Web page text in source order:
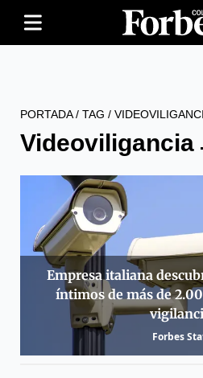
PORTADA/ TAG /
Videoviligancia
Empresa italiana
íntimos de más de
Forbes